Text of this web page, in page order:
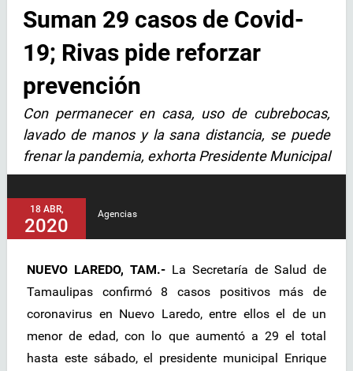
Suman 29 casos de Covid-
19; Rivas pide reforzar
prevención
Con permanecer en casa, uso de cubrebocas,
lavado de manos y la sana distancia, se puede
frenar la pandemia, exhorta Presidente Municipal
18 ABR,
2020
Agencias
NUEVO LAREDO, TAM.- La Secretaría de Salud de
Tamaulipas confirmó 8 casos positivos más de
coronavirus en Nuevo Laredo, entre ellos el de un
menor de edad, con lo que aumentó a 29 el total
hasta este sábado, el presidente municipal Enrique